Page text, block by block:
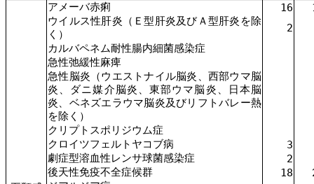
アメーバ赤痢 16
ウイルス性肝炎（Ｅ型肝炎及びＡ型肝炎を除
く）
2
カルバペネム耐性腸内細菌感染症
急性弛緩性麻痺
急性脳炎（ウエストナイル脳炎、西部ウマ脳
炎、ダニ媒介脳炎、東部ウマ脳炎、日本脳
炎、ベネズエラウマ脳炎及びリフトバレー熱
を除く）
クリプトスポリジウム症
クロイツフェルトヤコブ病
3
劇症型溶血性レンサ球菌感染症
2
後天性免疫不全症候群
18